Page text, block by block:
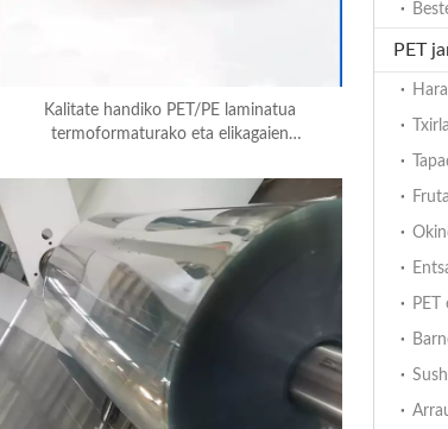
Kalitate handiko PET/PE laminatua
termoformaturako eta elikagaien
PET